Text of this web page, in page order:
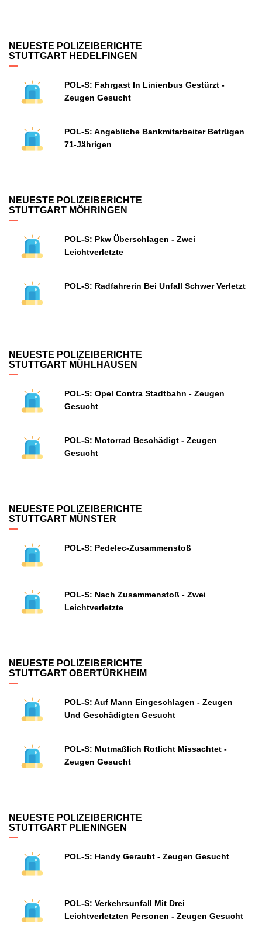
NEUESTE POLIZEIBERICHTE
STUTTGART HEDELFINGEN
POL-S: Fahrgast In Linienbus Gestürzt -
Zeugen Gesucht
POL-S: Angebliche Bankmitarbeiter Betrügen
71-Jährigen
NEUESTE POLIZEIBERICHTE
STUTTGART MÖHRINGEN
POL-S: Pkw Überschlagen - Zwei
Leichtverletzte
POL-S: Radfahrerin Bei Unfall Schwer Verletzt
NEUESTE POLIZEIBERICHTE
STUTTGART MÜHLHAUSEN
POL-S: Opel Contra Stadtbahn - Zeugen
Gesucht
POL-S: Motorrad Beschädigt - Zeugen
Gesucht
NEUESTE POLIZEIBERICHTE
STUTTGART MÜNSTER
POL-S: Pedelec-Zusammenstoß
POL-S: Nach Zusammenstoß - Zwei
Leichtverletzte
NEUESTE POLIZEIBERICHTE
STUTTGART OBERTÜRKHEIM
POL-S: Auf Mann Eingeschlagen - Zeugen
Und Geschädigten Gesucht
POL-S: Mutmaßlich Rotlicht Missachtet -
Zeugen Gesucht
NEUESTE POLIZEIBERICHTE
STUTTGART PLIENINGEN
POL-S: Handy Geraubt - Zeugen Gesucht
POL-S: Verkehrsunfall Mit Drei
Leichtverletzten Personen - Zeugen Gesucht